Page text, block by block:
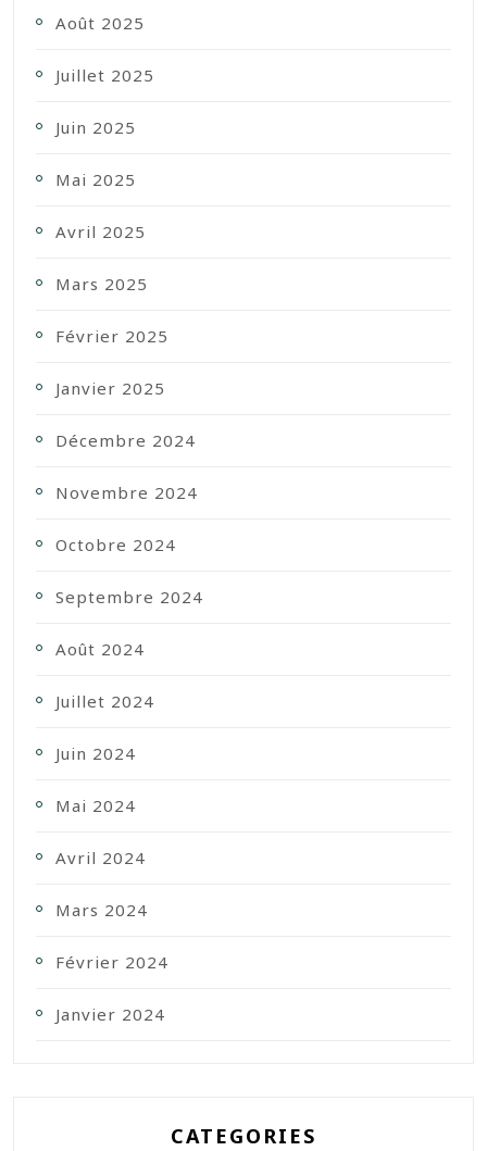
Août 2025
Juillet 2025
Juin 2025
Mai 2025
Avril 2025
Mars 2025
Février 2025
Janvier 2025
Décembre 2024
Novembre 2024
Octobre 2024
Septembre 2024
Août 2024
Juillet 2024
Juin 2024
Mai 2024
Avril 2024
Mars 2024
Février 2024
Janvier 2024
CATEGORIES